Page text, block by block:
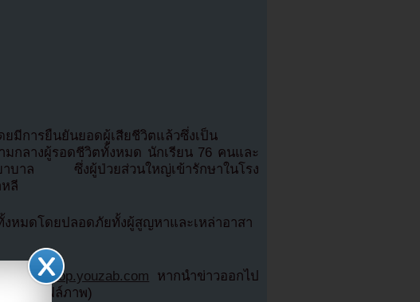
ยมีการยืนยันยอดผู้เสียชีวิตแล้วซึ่งเป็น
กลางผู้รอดชีวิตทั้งหมด นักเรียน 76 คนและ
ยาบาล ซึ่งผู้ป่วยส่วนใหญ่เข้ารักษาในโรง
ลี
หมดโดยปลอดภัยทั้งผู้สูญหาและเหล่าอาสา
https://kpop.youzab.com หากนำข่าวออกไป
ไฟล์ภาพ)